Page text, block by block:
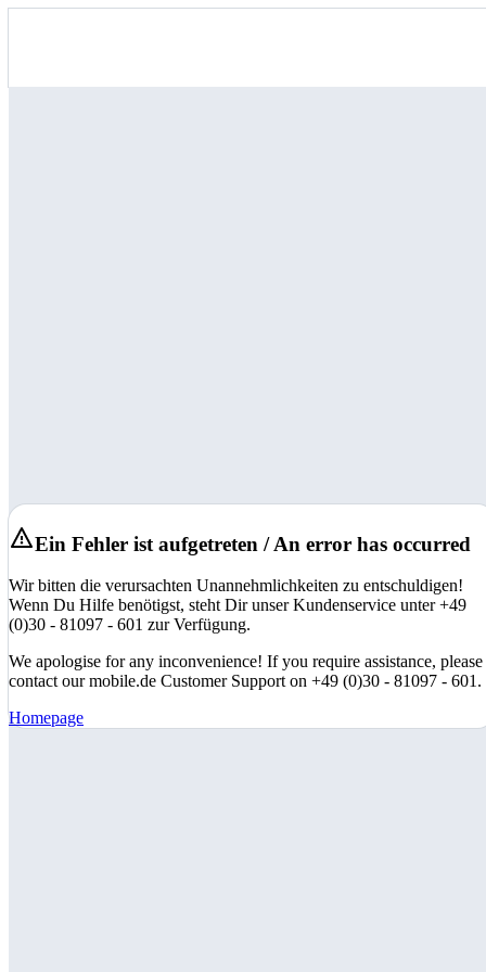
Ein Fehler ist aufgetreten / An error has occurred
Wir bitten die verursachten Unannehmlichkeiten zu entschuldigen!
Wenn Du Hilfe benötigst, steht Dir unser Kundenservice unter +49
(0)30 - 81097 - 601 zur Verfügung.
We apologise for any inconvenience! If you require assistance, please
contact our mobile.de Customer Support on +49 (0)30 - 81097 - 601.
Homepage